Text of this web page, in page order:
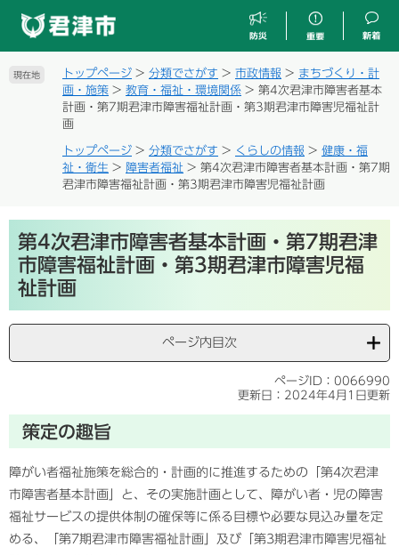
現在地 トップページ > 分類でさがす > 市政情報 > まちづくり・計
画・施策 > 教育・福祉・環境関係 > 第4次君津市障害者基本
計画・第7期君津市障害福祉計画・第3期君津市障害児福祉計
画
トップページ > 分類でさがす > くらしの情報 > 健康・福
祉・衛生 > 障害者福祉 > 第4次君津市障害者基本計画・第7期
君津市障害福祉計画・第3期君津市障害児福祉計画
文第4次君津市障害者基本計画・第7期君津
市障害福祉計画・第3期君津市障害児福
祉計画
ページ内目次
ページID：0066990
更新日：2024年4月1日更新
策定の趣旨
障がい者福祉施策を総合的・計画的に推進するための「第4次君津
市障害者基本計画」と、その実施計画として、障がい者・児の障害
福祉サービスの提供体制の確保等に係る目標や必要な見込み量を定
める、「第7期君津市障害福祉計画」及び「第3期君津市障害児福祉